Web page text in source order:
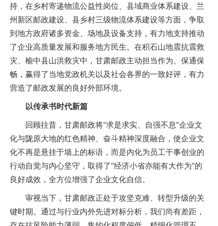
持，在乡村寄递物流公益性岗位、县域商业体系建设、兰
州新区邮政建设、县乡村三级物流体系建设等方面，争取
到地方政府诸多资金、场地及设备支持，有力地支持推动
了企业高质量发展和服务地方民生。在积石山地震抗震救
灾、榆中县山洪救灾中，甘肃邮政主动担当作为、保通保
畅，赢得了当地党政机关以及社会各界的一致好评，有力
营造了邮政发展的良好外部环境。
以传承书时代新篇
回顾往昔，甘肃邮政将“求是求实、自强不息”企业文
化与陇原大地的红色精神、奋斗精神深度融合，使企业文
化不再是悬挂于墙上的标语，而是内化为员工干事创业的
行动自觉与内心坚守，取得了“经济小省亦能有大作为”的
良好成效，全方位增强了企业文化自信。
审视当下，甘肃邮政正处于攻坚克难、转型升级的关
键时期。通过与行业内外先进对标分析，我们尚有差距，